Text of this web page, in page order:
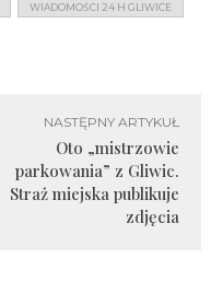
WIADOMOŚCI 24 H GLIWICE
NASTĘPNY ARTYKUŁ
Oto „mistrzowie
parkowania” z Gliwic.
Straż miejska publikuje
zdjęcia